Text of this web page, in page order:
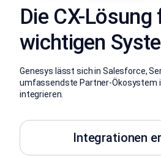
Die CX-Lösung
wichtigen
Genesys lässt sich in Salesforce,
umfassendste Partner-Ökosystem
integrieren.
Integrationen